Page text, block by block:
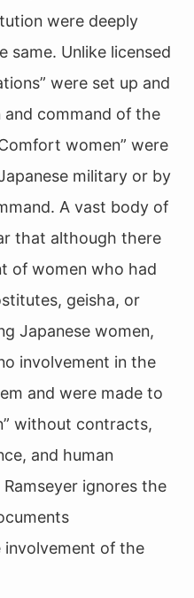
were deeply
same. Unlike licensed
were set up and
command of the
women” were
military or by
A vast body of
that although there
of women who had
geisha, or
Japanese women,
involvement in the
and were made to
without contracts,
and human
ignores the
of the